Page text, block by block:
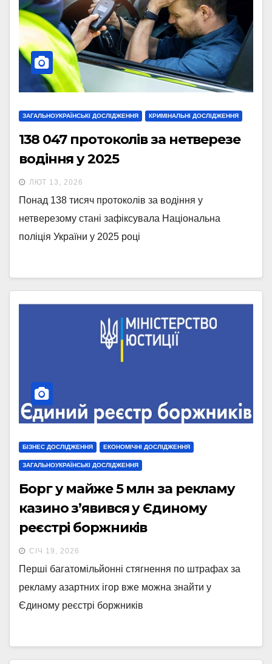
ЗАГАЛЬНОУКРАЇНСЬКІ ДОСЛІДЖЕННЯ КРИМІНАЛЬНІ ДОСЛІДЖЕННЯ
138 047 протоколів за нетверезе
водіння у 2025
ЛЮТ 13, 2026
Понад 138 тисяч протоколів за водіння у
нетверезому стані зафіксувала Національна
поліція України у 2025 році
БІЗНЕС ДОСЛІДЖЕННЯ ЕКОНОМІЧНІ ДОСЛІДЖЕННЯ
ЗАГАЛЬНОУКРАЇНСЬКІ ДОСЛІДЖЕННЯ
Борг у майже 5 млн за рекламу
казино з’явився у Єдиному
реєстрі боржників
СІЧ 19, 2026
Перші багатомільйонні стягнення по штрафах за
рекламу азартних ігор вже можна знайти у
Єдиному реєстрі боржників